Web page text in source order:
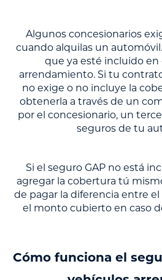
Algunos concesionarios
cuando alquilas un
que ya esté incluido en
arrendamiento. Si tu
no exige o no incluye la
obtenerla a través de un
por el concesionario, un
seguros de tu
Si el seguro GAP no está
agregar la cobertura tú
de pagar la diferencia entre
el monto cubierto en caso
Cómo funciona el